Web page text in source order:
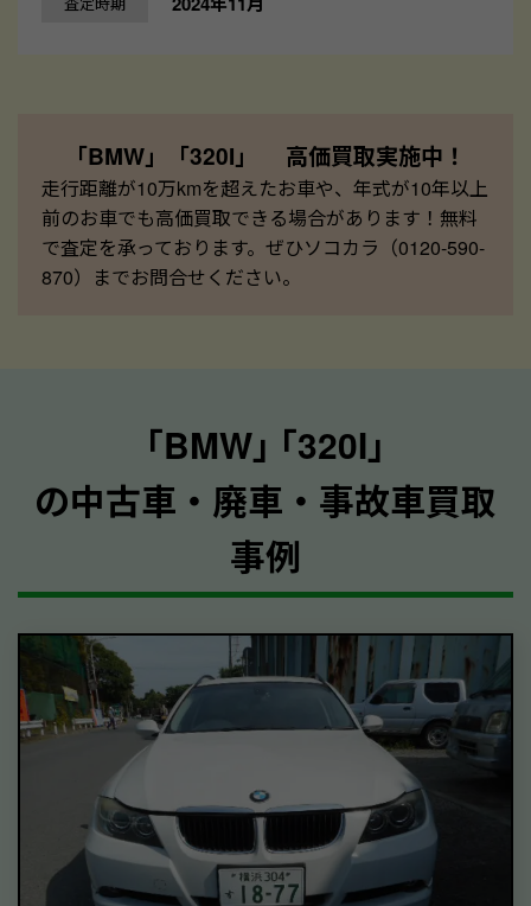
「BMW」「320I」 高価買取実施中！
走行距離が10万kmを超えたお車や、年式が10年以上
前のお車でも高価買取できる場合があります！無料
で査定を承っております。ぜひソコカラ（0120-590-
870）までお問合せください。
｢BMW｣ ｢320I｣
の中古車・廃車・事故車買取
事例